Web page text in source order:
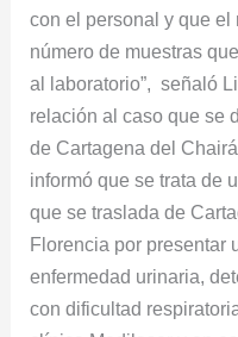
con el personal y que el
número de muestras
al laboratorio”, señaló
relación al caso que se
de Cartagena del
informó que se trata de
que se traslada de
Florencia por presentar
enfermedad urinaria,
con dificultad